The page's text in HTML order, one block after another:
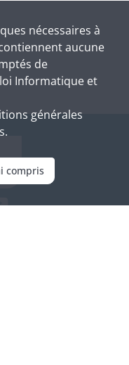
nécessaires à
aucune
de
Informatique et
générales
compris